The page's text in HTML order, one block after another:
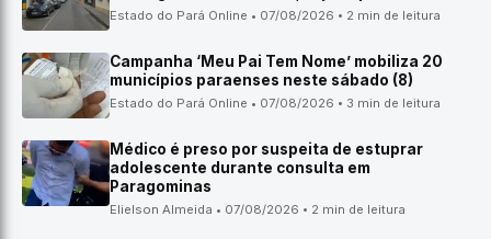
Estado do Pará Online • 07/08/2026 • 2 min de leitura
Campanha ‘Meu Pai Tem Nome’ mobiliza 20
municípios paraenses neste sábado (8)
Estado do Pará Online • 07/08/2026 • 3 min de leitura
Médico é preso por suspeita de estuprar
adolescente durante consulta em
Paragominas
Elielson Almeida • 07/08/2026 • 2 min de leitura